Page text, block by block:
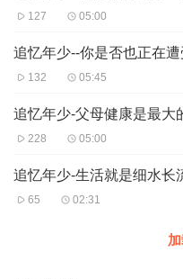
127 05:00
追忆年少--你是否也正在
132 05:45
追忆年少-父母健康是最大
228 05:00
追忆年少-生活就是细水长
65 02:31